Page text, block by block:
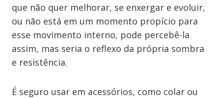
que não quer melhorar, se enxergar e evoluir,
ou não está em um momento propício para
esse movimento interno, pode percebê-la
assim, mas seria o reflexo da própria sombra
e resistência.
É seguro usar em acessórios, como colar ou